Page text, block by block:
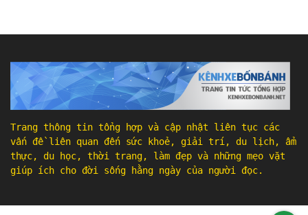
Trang thông tin tổng hợp và cập nhật liên tục các
vấn đề liên quan đến sức khoẻ, giải trí, du lịch, ẩm
thực, du học, thời trang, làm đẹp và những mẹo vặt
giúp ích cho đời sống hằng ngày của người đọc.